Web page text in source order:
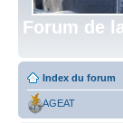
Forum de
Index du forum
AGEAT